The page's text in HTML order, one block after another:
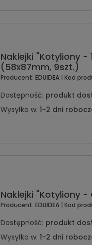
Naklejki "Kotyliony -
(58x87mm, 9szt.)
Producent: EDUIDEA | Kod
Dostępność: produkt
Wysyłka w: 1-2 dni
Naklejki "Kotyliony -
Producent: EDUIDEA | Kod
Dostępność: produkt
Wysyłka w: 1-2 dni